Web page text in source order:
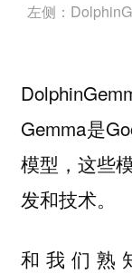
左侧：
Gemma是
模型，这些
发和技术。
和我们熟